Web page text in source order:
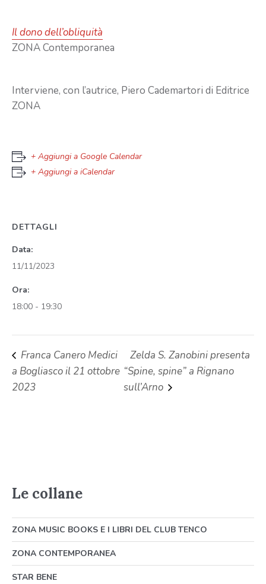
Il dono dell’obliquità
ZONA Contemporanea
Interviene, con l’autrice, Piero Cademartori di Editrice
ZONA
+ Aggiungi a Google Calendar
+ Aggiungi a iCalendar
DETTAGLI
Data:
11/11/2023
Ora:
18:00 - 19:30
Franca Canero Medici
a Bogliasco il 21 ottobre
2023
Zelda S. Zanobini presenta
“Spine, spine” a Rignano
sull’Arno
Le collane
ZONA MUSIC BOOKS E I LIBRI DEL CLUB TENCO
ZONA CONTEMPORANEA
STAR BENE